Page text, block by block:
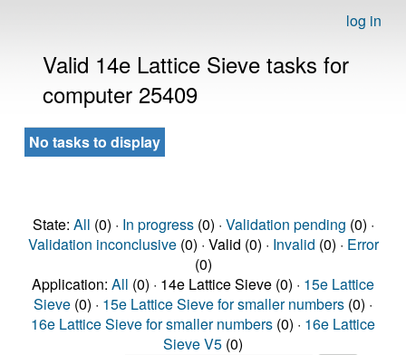
log in
Valid 14e Lattice Sieve tasks for
computer 25409
No tasks to display
State: All (0) · In progress(0) · Validation pending (0) ·
Validation inconclusive(0) · Valid (0) · Invalid (0) · Error
(0)
Application: All (0) · 14e Lattice Sieve (0) · 15e Lattice
Sieve (0) · 15e Lattice Sieve for smaller numbers (0) ·
16e Lattice Sieve for smaller numbers (0) · 16e Lattice
Sieve V5 (0)